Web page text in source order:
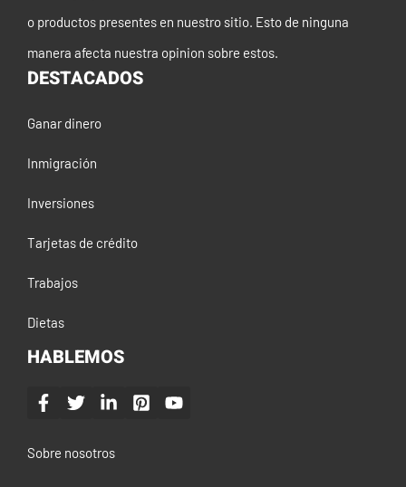
o productos presentes en nuestro sitio. Esto de ninguna
manera afecta nuestra opinion sobre estos.
DESTACADOS
Ganar dinero
Inmigración
Inversiones
Tarjetas de crédito
Trabajos
Dietas
HABLEMOS
Sobre nosotros